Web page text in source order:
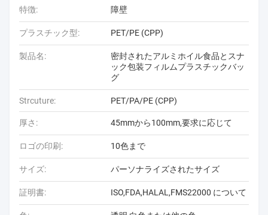
特徴: 障壁
プラスチック型: PET/PE (CPP)
製品名:
密封されたアルミホイル食品とスナ
ック包装フィルムプラスチックバッ
グ
Strcuture: PET/PA/PE (CPP)
厚さ: 45mmから100mm,要求に応じて
ロゴの印刷: 10色まで
サイズ: パーソナライズされたサイズ
証明書: ISO,FDA,HALAL,FMS22000 について